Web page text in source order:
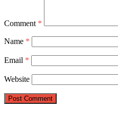
Comment *
Name *
Email *
Website